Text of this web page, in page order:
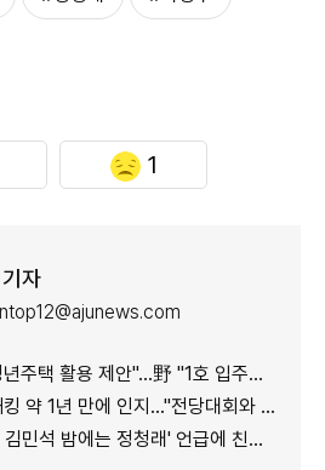
1
자
택 활용 제안"…野 "1호 입주하라"
약 1년 만에 인지…"전당대회와 무관"
는 정청래' 언급에 친명계 반발…"한심한 수준"